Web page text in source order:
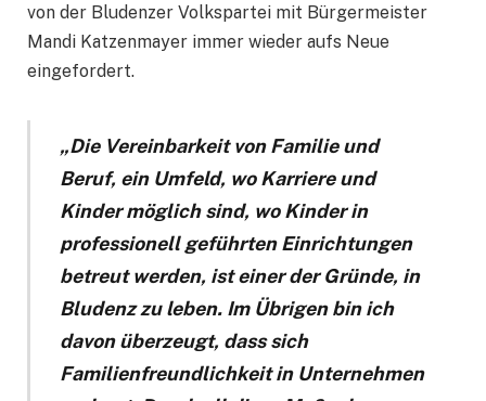
von der Bludenzer Volkspartei mit Bürgermeister
Mandi Katzenmayer immer wieder aufs Neue
eingefordert.
„Die Vereinbarkeit von Familie und
Beruf, ein Umfeld, wo Karriere und
Kinder möglich sind, wo Kinder in
professionell geführten Einrichtungen
betreut werden, ist einer der Gründe, in
Bludenz zu leben. Im Übrigen bin ich
davon überzeugt, dass sich
Familienfreundlichkeit in Unternehmen